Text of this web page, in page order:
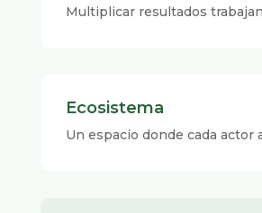
Multiplicar resultados
Ecosistema
Un espacio donde cada actor